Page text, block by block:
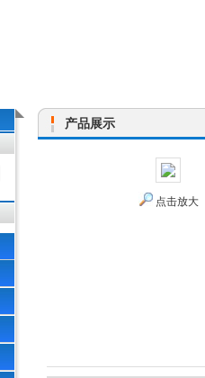
产品展示
点击放大